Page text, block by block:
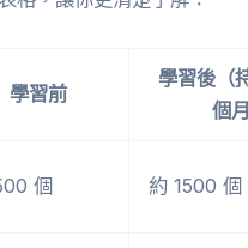
學習前
學習後（
個月
個 約 1500 個